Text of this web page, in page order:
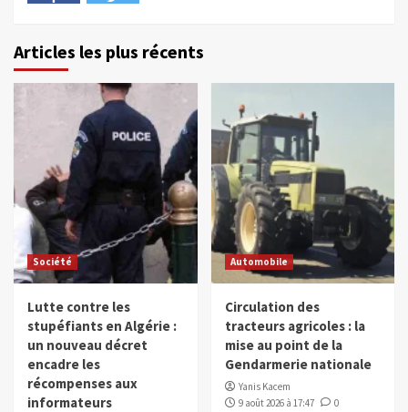
Articles les plus récents
Société
Lutte contre les
stupéfiants en Algérie :
un nouveau décret
encadre les
récompenses aux
informateurs
Automobile
Circulation des
tracteurs agricoles : la
mise au point de la
Gendarmerie nationale
Yanis Kacem
9 août 2026 à 17:47
0